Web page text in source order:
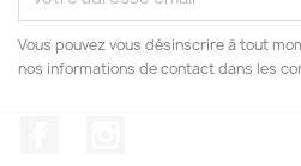
Vous pouvez vous désinscrire à tout
nos informations de contact dans les